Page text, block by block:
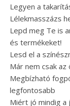
Legyen a
Lélekmasszázs
Lepd meg Te is
és termékeket!
Lesd el a
Már nem csak
Megbízható
legfontosabb
Miért jó mindig a